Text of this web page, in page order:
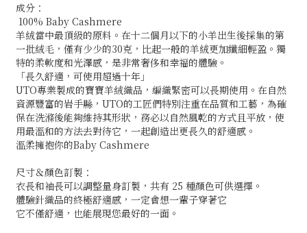
成分：
100% Baby Cashmere
羊絨當中最頂級的原料。在十二個月以下的小羊出生後採集的第
一批絨毛，僅有少少的30克，比起一般的羊絨更加纖細輕盈。獨
特的柔軟度和光澤感，是非常奢侈和幸福的體驗。
「長久舒適，可使用超過十年」
UTO專業製成的寶寶羊絨織品，編織緊密可以長期使用。在自然
資源豐富的岩手縣，UTO的工匠們特別注重在品質和工藝，為確
保在洗滌後能夠維持其形狀，務必以自然風乾的方式且平放，使
用最溫和的方法去對待它，一起創造出更長久的舒適感。
溫柔擁抱你的Baby Cashmere
尺寸＆顏色訂製：
衣長和袖長可以調整量身訂製，共有 25 種顏色可供選擇。
體驗針織品的終極舒適感，一定會想一輩子穿著它
它不僅舒適，也能展現您最好的一面。